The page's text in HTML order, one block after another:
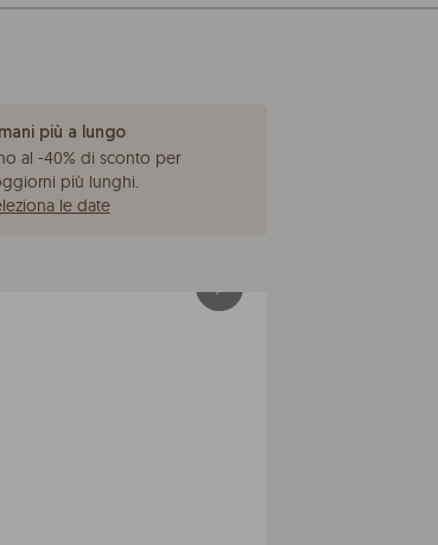
più a lungo
al -40% di sconto per
più lunghi.
le date